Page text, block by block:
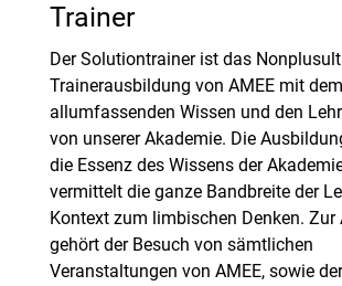
Trainer
Der Solutiontrainer ist das
Trainerausbildung von AMEE mit dem
allumfassenden Wissen und den
von unserer Akademie. Die
die Essenz des Wissens der
vermittelt die ganze Bandbreite der
Kontext zum limbischen Denken. Zur
gehört der Besuch von sämtlichen
Veranstaltungen von AMEE, sowie